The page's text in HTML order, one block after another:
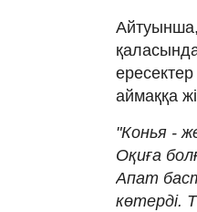
Айтуынша,
аймаққа
"Конья -
Оқиға
Апат
көтерді.